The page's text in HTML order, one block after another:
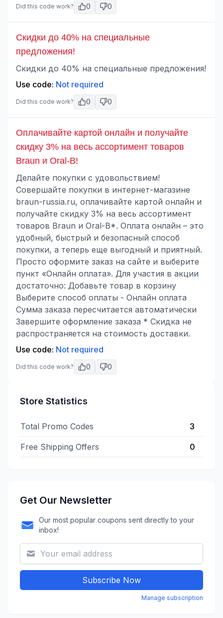
Did this code work? 0 0
Скидки до 40% на специальные
предложения!
Скидки до 40% на специальные предложения!
Use code: Not required
Did this code work? 0 0
Оплачивайте картой онлайн и получайте
скидку 3% на весь ассортимент товаров
Braun и Oral-B!
Делайте покупки с удовольствием!
Совершайте покупки в интернет-магазине
braun-russia.ru, оплачивайте картой онлайн и
получайте скидку 3% на весь ассортимент
товаров Braun и Oral-B*. Оплата онлайн – это
удобный, быстрый и безопасный способ
покупки, а теперь еще выгодный и приятный.
Просто оформите заказ на сайте и выберите
пункт «Онлайн оплата». Для участия в акции
достаточно: Добавьте товар в корзину
Выберите способ оплаты - Онлайн оплата
Сумма заказа пересчитается автоматически
Завершите оформление заказа * Скидка не
распространяется на стоимость доставки.
Use code: Not required
Did this code work? 0 0
Store Statistics
Total Promo Codes 3
Free Shipping Offers 0
Get Our Newsletter
Our most popular coupons sent directly to your
inbox!
Subscribe Now
Manage subscription